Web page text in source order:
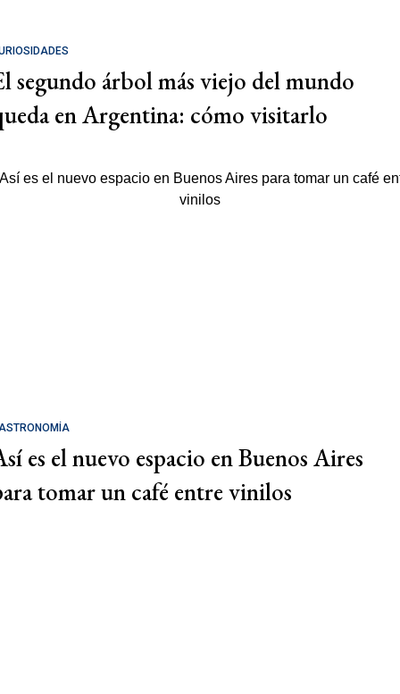
segundo árbol más viejo del mundo
en Argentina: cómo visitarlo
es el nuevo espacio en Buenos Aires
tomar un café entre vinilos